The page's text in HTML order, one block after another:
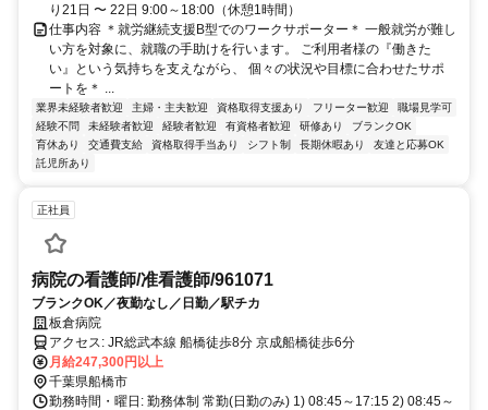
り21日 〜 22日 9:00～18:00（休憩1時間）
仕事内容 ＊就労継続支援B型でのワークサポーター＊ 一般就労が難し
い方を対象に、就職の手助けを行います。 ご利用者様の『働きた
い』という気持ちを支えながら、 個々の状況や目標に合わせたサポ
ートを＊ ...
業界未経験者歓迎 主婦・主夫歓迎 資格取得支援あり フリーター歓迎
職場見学可
経験不問
未経験者歓迎 経験者歓迎 有資格者歓迎 研修あり
ブランクOK
育休あり
交通費支給 資格取得手当あり シフト制 長期休暇あり
友達と応募OK
託児所あり
正社員
病院の看護師/准看護師/961071
ブランクOK／夜勤なし／日勤／駅チカ
板倉病院
アクセス: JR総武本線 船橋徒歩8分 京成船橋徒歩6分
月給247,300円以上
千葉県船橋市
勤務時間・曜日: 勤務体制 常勤(日勤のみ) 1) 08:45～17:15 2) 08:45～